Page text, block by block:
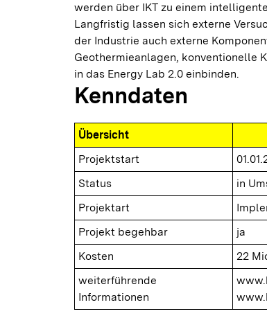
werden über IKT zu einem
Langfristig lassen sich externe
der Industrie auch externe
Geothermieanlagen, konventionelle
in das Energy Lab 2.0 einbinden.
Kenndaten
Übersicht
Projektstart
Status
in
Projektart
Projekt begehbar
ja
Kosten
22
weiterführende
Informationen